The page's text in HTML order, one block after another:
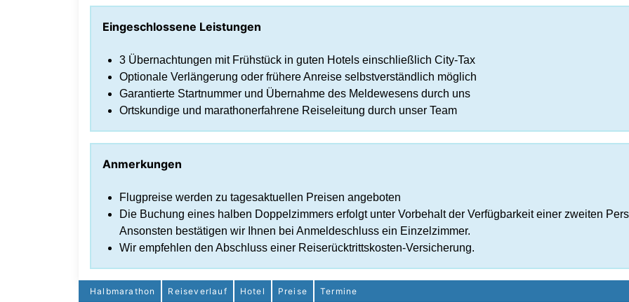
Eingeschlossene Leistungen
3 Übernachtungen mit Frühstück in guten Hotels einschließlich City-Tax
Optionale Verlängerung oder frühere Anreise selbstverständlich möglich
Garantierte Startnummer und Übernahme des Meldewesens durch uns
Ortskundige und marathonerfahrene Reiseleitung durch unser Team
Anmerkungen
Flugpreise werden zu tagesaktuellen Preisen angeboten
Die Buchung eines halben Doppelzimmers erfolgt unter Vorbehalt der Verfügbarkeit einer zweiten
Ansonsten bestätigen wir Ihnen bei Anmeldeschluss ein Einzelzimmer.
Wir empfehlen den Abschluss einer Reiserücktrittskosten-Versicherung.
Halbmarathon Reiseverlauf Hotel Preise Termine